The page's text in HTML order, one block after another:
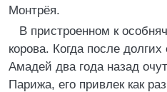
Монтрёя.
В пристроенном к
корова. Когда после
Амадей два года назад
Парижа, его привлек как